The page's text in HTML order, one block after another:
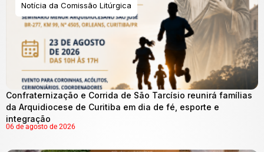
Notícia da Comissão Litúrgica
Confraternização e Corrida de São Tarcísio reunirá famílias
da Arquidiocese de Curitiba em dia de fé, esporte e
integração
06 de agosto de 2026